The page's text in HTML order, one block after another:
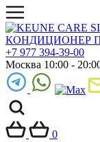
+7 977 394-39-00
Москва 10:00 -
0